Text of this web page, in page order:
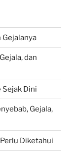
Gejalanya
dan
Dini
Gejala,
Diketahui